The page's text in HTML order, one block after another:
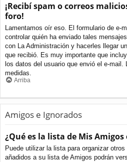
¡Recibí spam o correos
foro!
Lamentamos oír eso. El formulario de e-
controlar quién ha enviado tales
con La Administración y hacerles llegar
que recibió. Es muy importante que
los datos del usuario que envió el e-mail.
medidas.
Arriba
Amigos e Ignorados
¿Qué es la lista de Mis Amigos
Puede utilizar la lista para organizar
añadidos a su lista de Amigos podrán